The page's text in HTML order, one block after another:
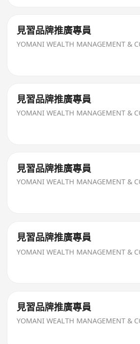
見習品牌推廣專員
YOMANI WEALTH MANAGEMENT &
見習品牌推廣專員
YOMANI WEALTH MANAGEMENT &
見習品牌推廣專員
YOMANI WEALTH MANAGEMENT &
見習品牌推廣專員
YOMANI WEALTH MANAGEMENT &
見習品牌推廣專員
YOMANI WEALTH MANAGEMENT &